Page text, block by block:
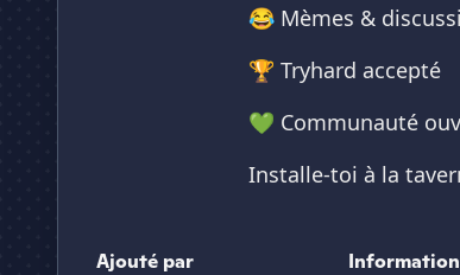
😂 Mèmes &
🏆 Tryhard accepté
💚 Communauté
Installe-toi à la
Ajouté par